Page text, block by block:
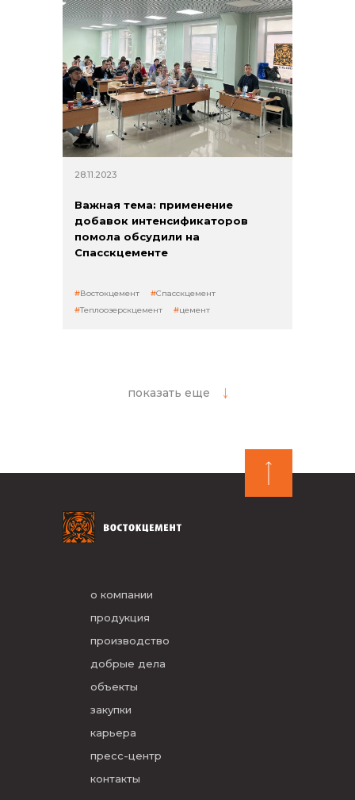
28.11.2023
Важная тема: применение
добавок интенсификаторов
помола обсудили на
Спасскцементе
Востокцемент
Спасскцемент
Теплоозерскцемент
цемент
показать еще
о компании
продукция
производство
добрые дела
объекты
закупки
карьера
пресс-центр
контакты